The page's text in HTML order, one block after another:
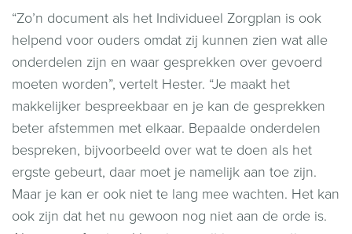
“Zo’n document als het Individueel Zorgplan is ook
helpend voor ouders omdat zij kunnen zien wat alle
onderdelen zijn en waar gesprekken over gevoerd
moeten worden”, vertelt Hester. “Je maakt het
makkelijker bespreekbaar en je kan de gesprekken
beter afstemmen met elkaar. Bepaalde onderdelen
bespreken, bijvoorbeeld over wat te doen als het
ergste gebeurt, daar moet je namelijk aan toe zijn.
Maar je kan er ook niet te lang mee wachten. Het kan
ook zijn dat het nu gewoon nog niet aan de orde is.